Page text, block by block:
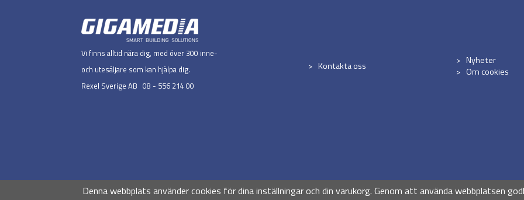
Vi finns alltid nära dig, med över 300 inne-
och utesäljare som kan hjälpa dig.
Rexel Sverige AB 08 - 556 214 00
Kontakta oss
Nyheter
Om cookies
Drift & produktion:Wikinggruppen
Denna webbplats använder cookies för dina inställningar och din varukorg. Genom att använda webbplatsen